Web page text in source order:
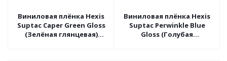
Виниловая плёнка Hexis
Suptac Caper Green Gloss
(Зелёная глянцевая)
Виниловая плёнка Hexis
Suptac Perwinkle Blue
Gloss (Голубая